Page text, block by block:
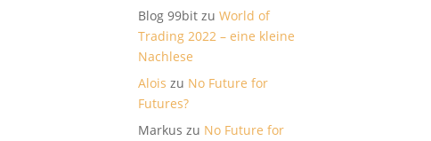
Blog 99bit zuWorld of
Trading 2022 – eine kleine
Nachlese
Alois zu No Future for
Futures?
Markus zu No Future for